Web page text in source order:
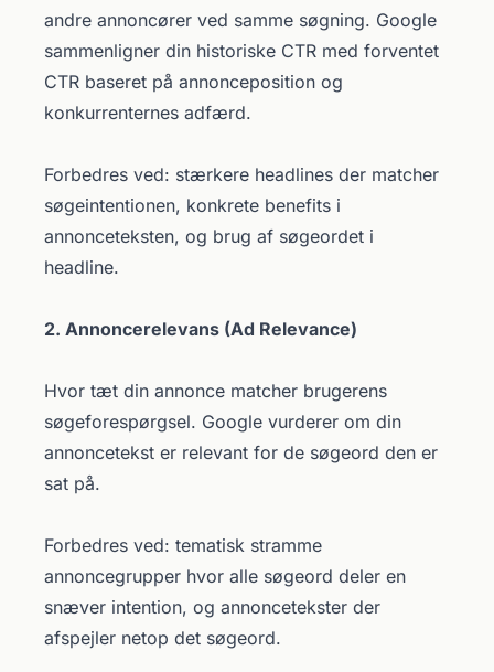
andre annoncører ved samme søgning. Google
sammenligner din historiske CTR med forventet
CTR baseret på annonceposition og
konkurrenternes adfærd.
Forbedres ved: stærkere headlines der matcher
søgeintentionen, konkrete benefits i
annonceteksten, og brug af søgeordet i
headline.
2. Annoncerelevans (Ad Relevance)
Hvor tæt din annonce matcher brugerens
søgeforespørgsel. Google vurderer om din
annoncetekst er relevant for de søgeord den er
sat på.
Forbedres ved: tematisk stramme
annoncegrupper hvor alle søgeord deler en
snæver intention, og annoncetekster der
afspejler netop det søgeord.